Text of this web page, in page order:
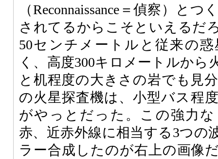
（Reconnaissance＝偵察）とつ
されてるからこそといえるだ
50センチメートルと従来の
く、高度300キロメートルから
と机程度の大きさの岩でも見
の火星探査機は、小型バス程
がやっとだった。この強力
赤、近赤外線に相当する3つの
ラー合成したのが右上の画像